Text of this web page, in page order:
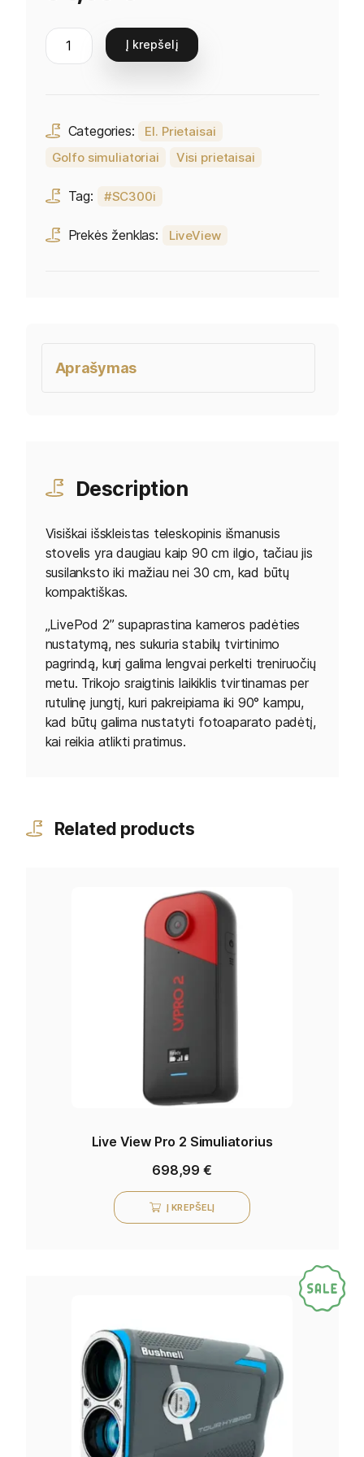
Į krepšelį
Categories:
El. Prietaisai
Golfo simuliatoriai
Visi prietaisai
Tag: SC300i
Prekės ženklas: LiveView
Aprašymas
Description
Visiškai išskleistas teleskopinis išmanusis
stovelis yra daugiau kaip 90 cm ilgio, tačiau jis
susilanksto iki mažiau nei 30 cm, kad būtų
kompaktiškas.
„LivePod 2” supaprastina kameros padėties
nustatymą, nes sukuria stabilų tvirtinimo
pagrindą, kurį galima lengvai perkelti treniruočių
metu. Trikojo sraigtinis laikiklis tvirtinamas per
rutulinę jungtį, kuri pakreipiama iki 90° kampu,
kad būtų galima nustatyti fotoaparato padėtį,
kai reikia atlikti pratimus.
Related products
Live View Pro 2 Simuliatorius
698,99 €
Į KREPŠELĮ